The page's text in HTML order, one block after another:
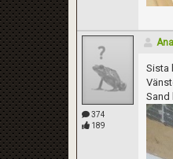
374
189
Sista
Sand